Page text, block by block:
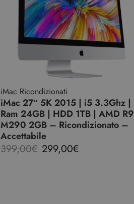
iMac Ricondizionati
iMac 27″ 5K 2015 | i5 3.3Ghz |
Ram 24GB | HDD 1TB | AMD R9
M290 2GB – Ricondizionato –
Accettabile
399,00€ 299,00€